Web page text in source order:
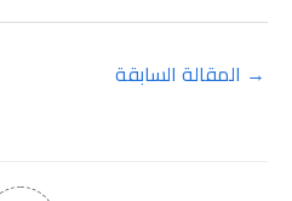
→ المقالة السابقة